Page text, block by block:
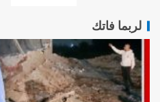
لربما فاتك